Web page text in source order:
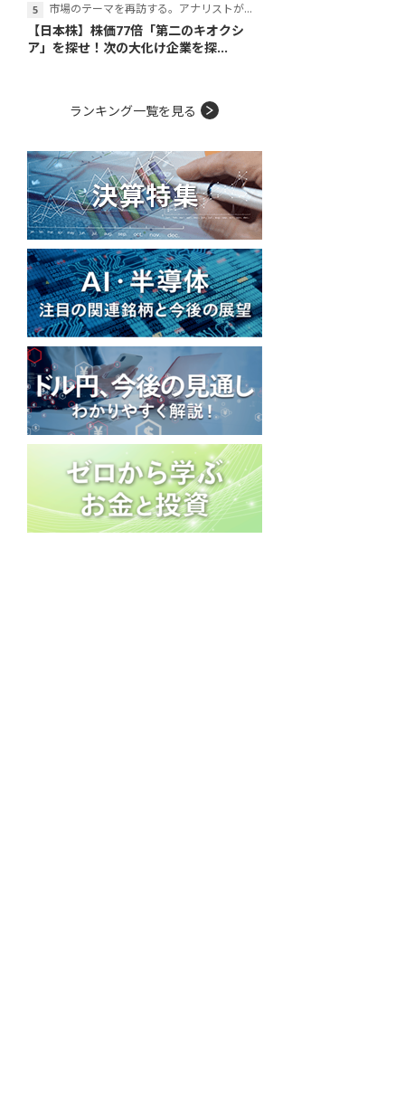
市場のテーマを再訪する。アナリストが読み解くテーマの本質
【日本株】株価77倍「第二のキオクシ
ア」を探せ！次の大化け企業を探...
ランキング一覧を見る